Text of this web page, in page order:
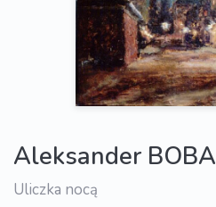
Aleksander BOBA
Uliczka nocą